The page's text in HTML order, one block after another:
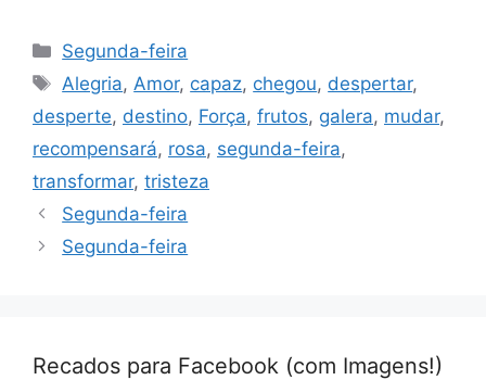
Categorias
Segunda-feira
Tags
Alegria, Amor, capaz, chegou, despertar,
desperte, destino, Força, frutos, galera, mudar,
recompensará, rosa, segunda-feira,
transformar, tristeza
Segunda-feira
Segunda-feira
Recados para Facebook (com Imagens!)